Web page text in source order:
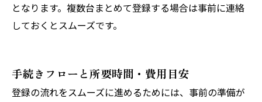
となります。複数台まとめて登録する場合は事前に連絡
しておくとスムーズです。
手続きフローと所要時間・費用目安
登録の流れをスムーズに進めるためには、事前の準備が